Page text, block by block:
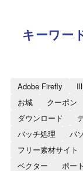
キーワー
Adobe Firefly
お城
クーポン
ダウンロード
バッチ処理
パ
フリー素材サイト
ベクター
ポー